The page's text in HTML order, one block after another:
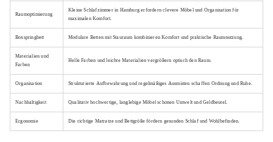
Raumoptimierung
Kleine Schlafzimmer in Hamburg erfordern clevere Möbel und Organisation für
maximalen Komfort.
Boxspringbett Modulare Betten mit Stauraum kombinieren Komfort und praktische Raumnutzung.
Materialien und
Farben
Helle Farben und leichte Materialien vergrößern optisch den Raum.
Organisation Strukturierte Aufbewahrung und regelmäßiges Ausmisten schaffen Ordnung und Ruhe.
Nachhaltigkeit Qualitativ hochwertige, langlebige Möbel schonen Umwelt und Geldbeutel.
Ergonomie Die richtige Matratze und Bettgröße fördern gesunden Schlaf und Wohlbefinden.